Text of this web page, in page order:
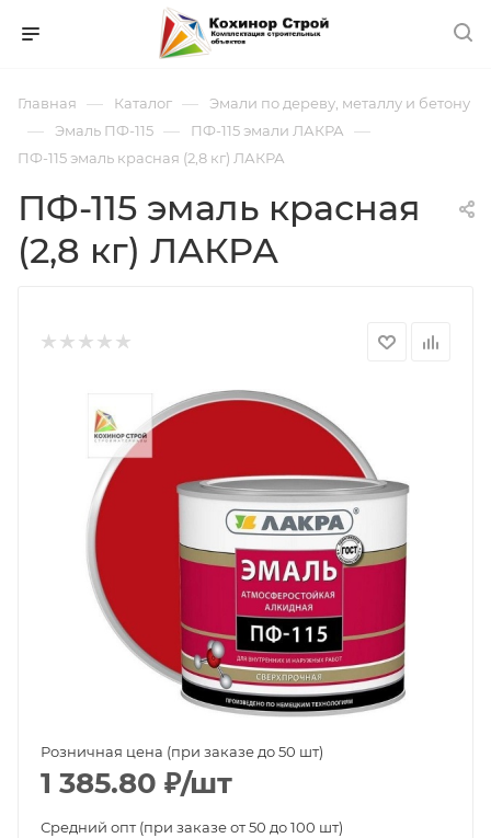
Главная — Каталог — Эмали по дереву, металлу и бетону
— Эмаль ПФ-115 — ПФ-115 эмали ЛАКРА —
ПФ-115 эмаль красная (2,8 кг) ЛАКРА
ПФ-115 эмаль красная
(2,8 кг) ЛАКРА
Розничная цена (при заказе до 50 шт)
1 385.80 ₽/шт
Средний опт (при заказе от 50 до 100 шт)